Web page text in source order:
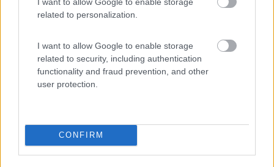
related to personalization.
I want to allow Google to enable storage
related to security, including authentication
functionality and fraud prevention, and other
user protection.
CONFIRM
Inserito il21/11/2017 alle:10:15:30
Il manuale Fiat dice 180 Nm per le colonnette m16 telaio heavy